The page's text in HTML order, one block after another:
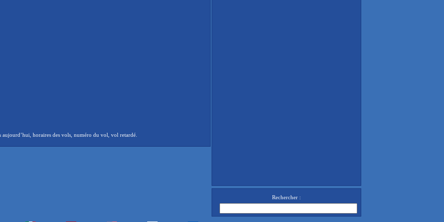
horaires des vols, numéro du vol, vol retardé.
Rechercher :